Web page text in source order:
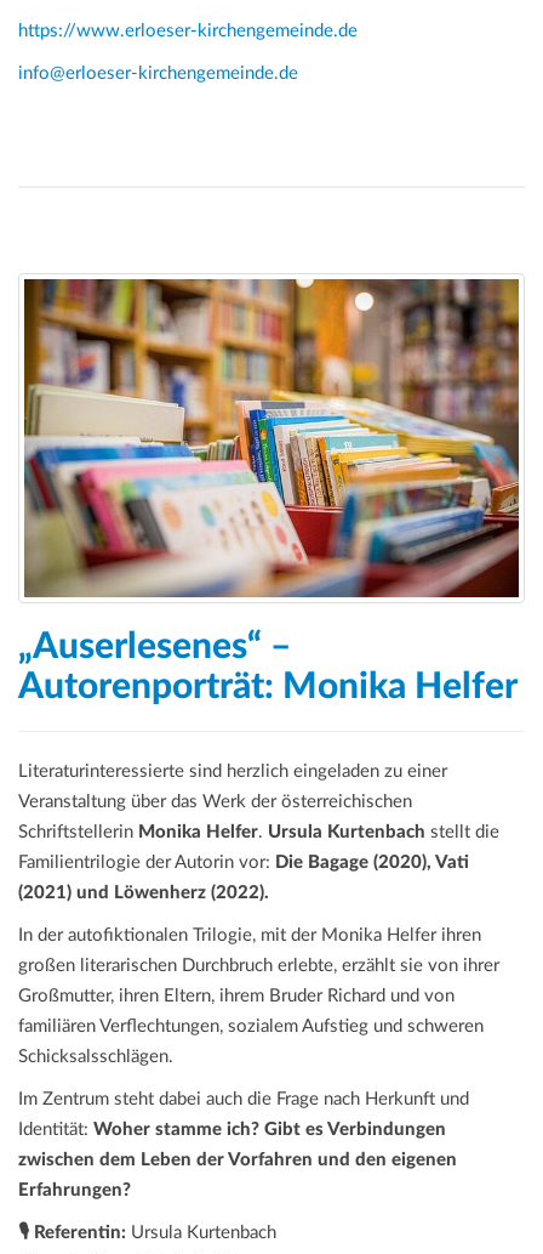
https://www.erloeser-kirchengemeinde.de
info@erloeser-kirchengemeinde.de
„Auserlesenes“ –
Autorenporträt: Monika Helfer
Literaturinteressierte sind herzlich eingeladen zu einer
Veranstaltung über das Werk der österreichischen
Schriftstellerin Monika Helfer. Ursula Kurtenbach stellt die
Familientrilogie der Autorin vor: Die Bagage (2020), Vati
(2021) und Löwenherz (2022).
In der autofiktionalen Trilogie, mit der Monika Helfer ihren
großen literarischen Durchbruch erlebte, erzählt sie von ihrer
Großmutter, ihren Eltern, ihrem Bruder Richard und von
familiären Verflechtungen, sozialem Aufstieg und schweren
Schicksalsschlägen.
Im Zentrum steht dabei auch die Frage nach Herkunft und
Identität: Woher stamme ich? Gibt es Verbindungen
zwischen dem Leben der Vorfahren und den eigenen
Erfahrungen?
🎙️ Referentin: Ursula Kurtenbach